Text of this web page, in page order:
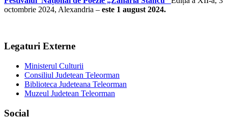
octombrie 2024, Alexandria – este 1 august 2024.
Legaturi Externe
Ministerul Culturii
Consiliul Judetean Teleorman
Biblioteca Judeteana Teleorman
Muzeul Judetean Teleorman
Social